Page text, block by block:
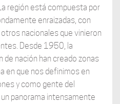
región está compuesta por
enraizadas, con
nacionales que vinieron
Desde 1950, la
de nación han creado zonas
en que nos definimos en
y como gente del
panorama intensamente